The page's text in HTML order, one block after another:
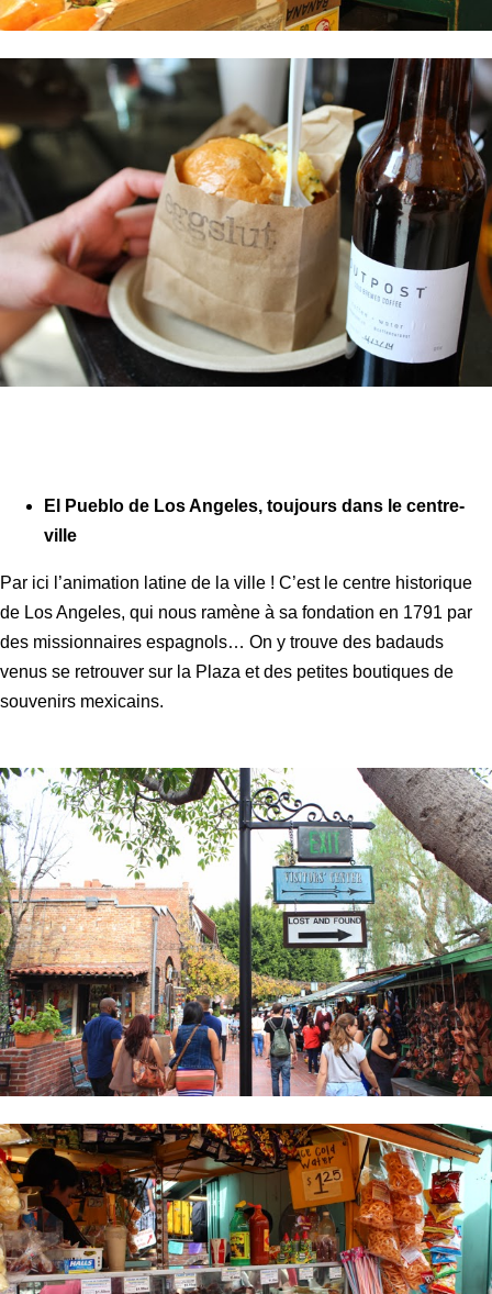
El Pueblo de Los Angeles, toujours dans le centre-
ville
Par ici l’animation latine de la ville ! C’est le centre historique
de Los Angeles, qui nous ramène à sa fondation en 1791 par
des missionnaires espagnols… On y trouve des badauds
venus se retrouver sur la Plaza et des petites boutiques de
souvenirs mexicains.